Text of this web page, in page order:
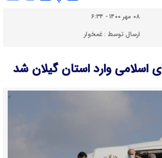
۰۸ مهر ۱۴۰۰ - ۶:۳۴
ارسال توسط :غمخوار
وارد استان گیلان شد